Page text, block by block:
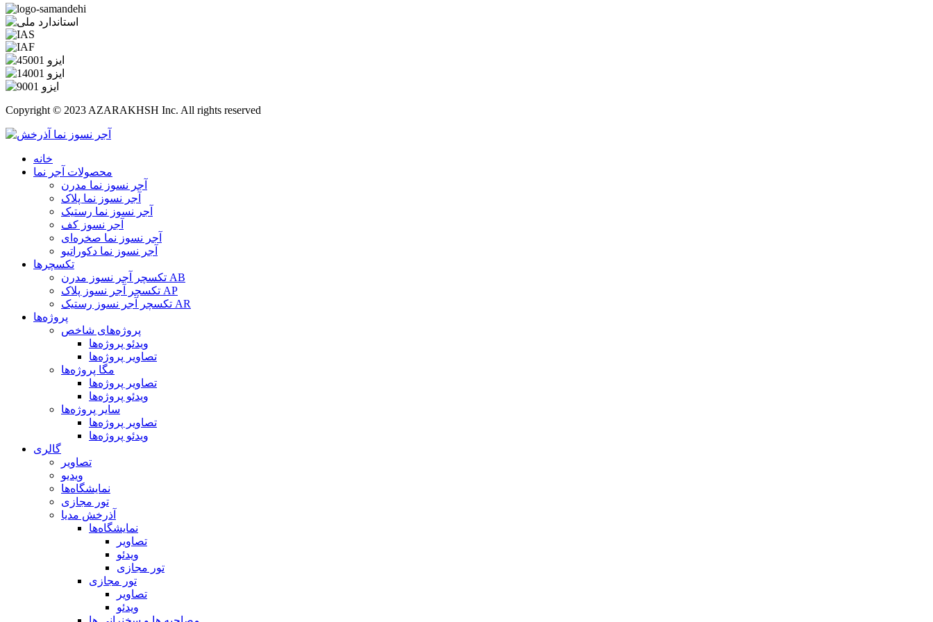
Copyright © 2023 AZARAKHSH Inc. All rights reserved
خانه
محصولات آجر نما
آجر نسوز نما مدرن
آجر نسوز نما پلاک
آجر نسوز نما رستیک
آجر نسوز کف
آجر نسوز نما صخره‌ای
آجر نسوز نما دکوراتیو
تکسچرها
تکسچر آجر نسوز مدرن AB
تکسچر آجر نسوز پلاک AP
تکسچر آجر نسوز رستیک AR
پروژه‌ها
پروژه‌های شاخص
ویدئو پروژه‌ها
تصاویر پروژه‌ها
مگا پروژه‌ها
تصاویر پروژه‌ها
ویدئو پروژه‌ها
سایر پروژه‌ها
تصاویر پروژه‌ها
ویدئو پروژه‌ها
گالری
تصاویر
ویدیو
نمایشگاه‌ها
تور مجازی
آذرخش مدیا
نمایشگاه‌ها
تصاویر
ویدئو
تور مجازی
تور مجازی
تصاویر
ویدئو